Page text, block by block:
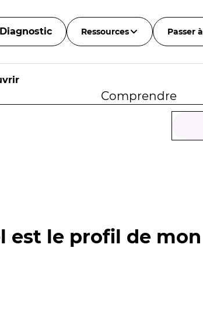
Diagnostic Ressources Passer
Comprendre
est le profil de